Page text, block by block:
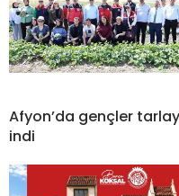
Afyon’da gençler
indi